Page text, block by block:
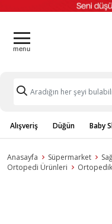
Alışveriş Düğün Baby
Anasayfa Süpermarket
Ortopedi Ürünleri